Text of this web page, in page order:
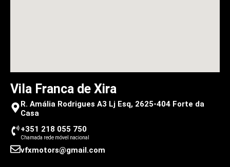
Vila Franca de Xira
R. Amália Rodrigues A3 Lj Esq, 2625-404 Forte da
Casa
+351 218 055 750
Chamada rede móvel nacional
vfxmotors@gmail.com